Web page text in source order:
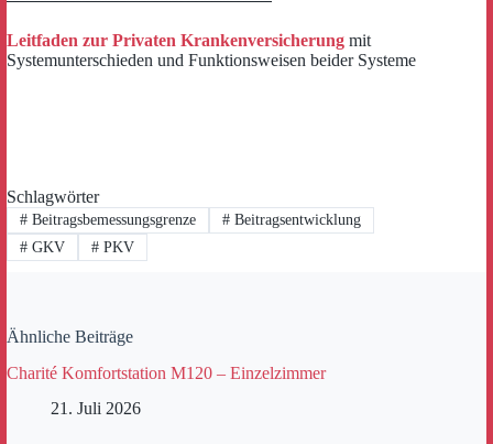
Leitfaden zur Privaten Krankenversicherung mit
Systemunterschieden und Funktionsweisen beider Systeme
Schlagwörter
#Beitragsbemessungsgrenze #Beitragsentwicklung
#GKV #PKV
Ähnliche Beiträge
Charité Komfortstation M120 – Einzelzimmer
21. Juli 2026